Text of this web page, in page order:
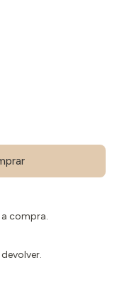
compra.